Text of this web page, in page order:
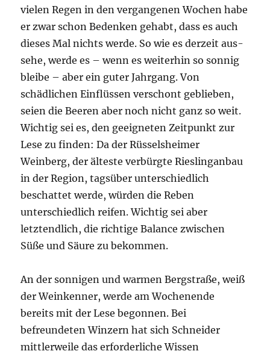
vielen Regen in den vergangenen Wochen habe
er zwar schon Bedenken gehabt, dass es auch
dieses Mal nichts werde. So wie es derzeit aus-
sehe, werde es – wenn es weiterhin so sonnig
bleibe – aber ein guter Jahrgang. Von
schädlichen Einflüssen verschont geblieben,
seien die Beeren aber noch nicht ganz so weit.
Wichtig sei es, den geeigneten Zeitpunkt zur
Lese zu finden: Da der Rüsselsheimer
Weinberg, der älteste verbürgte Rieslinganbau
in der Region, tagsüber unterschiedlich
beschattet werde, würden die Reben
unterschiedlich reifen. Wichtig sei aber
letztendlich, die richtige Balance zwischen
Süße und Säure zu bekommen.
An der sonnigen und warmen Bergstraße, weiß
der Weinkenner, werde am Wochenende
bereits mit der Lese begonnen. Bei
befreundeten Winzern hat sich Schneider
mittlerweile das erforderliche Wissen